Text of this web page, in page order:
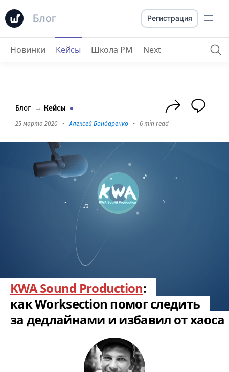
Блог
KWA Sound Production : как Worksection
Регистрация
Новинки Кейсы Школа PM Next
Блог → Кейсы
25 марта 2020 •Алексей Бондаренко • 6 min read
KWA Sound Production:
как Worksection помог следить
за дедлайнами и избавил от хаоса